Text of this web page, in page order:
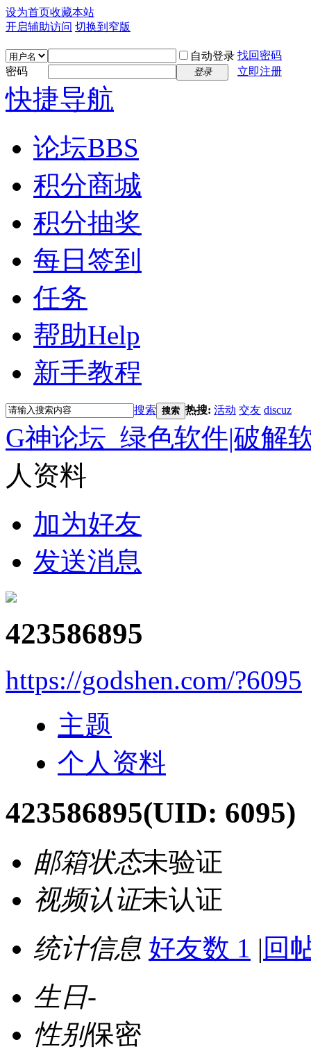
设为首页收藏本站
开启辅助访问 切换到窄版
自动登录 找回密码
密码
登录 立即注册
快捷导航
论坛BBS
积分商城
积分抽奖
每日签到
任务
帮助Help
新手教程
搜索 搜索 热搜: 活动 交友 discuz
G神论坛_绿色软件|破解
人资料
加为好友
发送消息
423586895
https://godshen.com/?6095
主题
个人资料
423586895(UID: 6095)
邮箱状态未验证
视频认证未认证
统计信息 好友数 1 | 回
生日-
性别保密